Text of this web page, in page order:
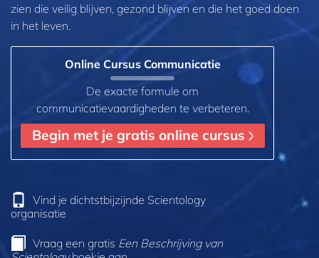
zien die veilig blijven, gezond blijven en die het goed doen
in het leven.
Online Cursus Communicatie
De exacte formule om
communicatievaardigheden te verbeteren.
Begin met je gratis online cursus
Vind je dichtstbijzijnde Scientology
organisatie
Vraag een gratis Een Beschrijving van